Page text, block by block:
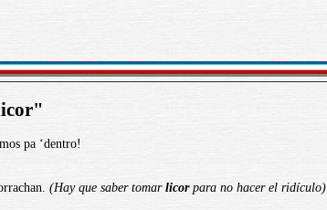
pa ‘dentro!
(Hay que saber tomar licorpara no hacer el ridículo)